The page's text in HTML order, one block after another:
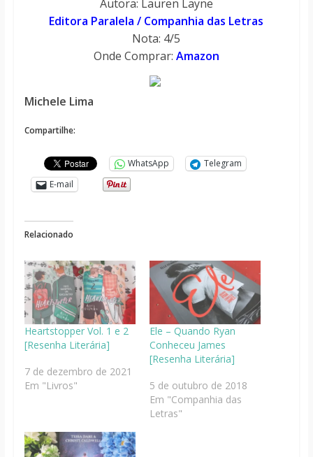
Autora: Lauren Layne
Editora Paralela / Companhia das Letras
Nota: 4/5
Onde Comprar: Amazon
Michele Lima
Compartilhe:
WhatsApp
Telegram
E-mail
Relacionado
Heartstopper Vol. 1 e 2
[Resenha Literária]
7 de dezembro de 2021
Em "Livros"
Ele – Quando Ryan
Conheceu James
[Resenha Literária]
5 de outubro de 2018
Em "Companhia das
Letras"